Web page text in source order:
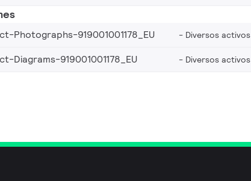
Photographs-919001001178_EU Diversos activos
Diagrams-919001001178_EU Diversos activos